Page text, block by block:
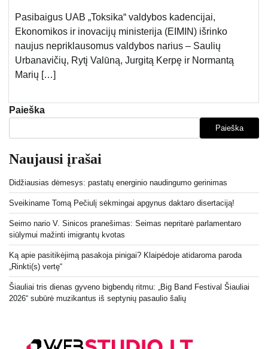
Pasibaigus UAB „Toksika“ valdybos kadencijai,
Ekonomikos ir inovacijų ministerija (EIMIN) išrinko
naujus nepriklausomus valdybos narius – Saulių
Urbanavičių, Rytį Valūną, Jurgitą Kerpę ir Normantą
Marių […]
Paieška
Paieška
Naujausi įrašai
Didžiausias dėmesys: pastatų energinio naudingumo gerinimas
Sveikiname Tomą Pečiulį sėkmingai apgynus daktaro disertaciją!
Seimo nario V. Sinicos pranešimas: Seimas nepritarė parlamentaro
siūlymui mažinti imigrantų kvotas
Ką apie pasitikėjimą pasakoja pinigai? Klaipėdoje atidaroma paroda
„Rinkti(s) vertę“
Šiauliai tris dienas gyveno bigbendų ritmu: „Big Band Festival Šiauliai
2026“ subūrė muzikantus iš septynių pasaulio šalių